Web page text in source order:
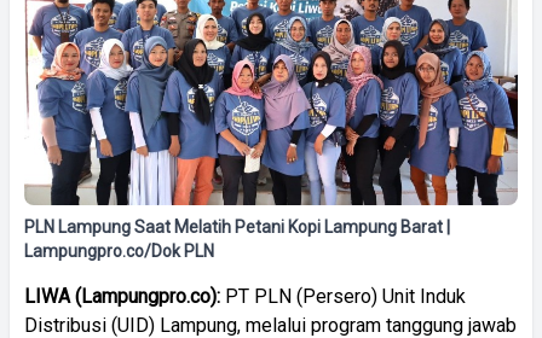
PLN Lampung Saat Melatih Petani Kopi Lampung Barat |
Lampungpro.co/Dok PLN
LIWA (Lampungpro.co): PT PLN (Persero) Unit Induk
Distribusi (UID) Lampung, melalui program tanggung jawab